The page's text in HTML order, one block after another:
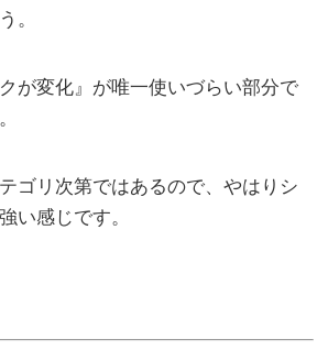
。
が変化』が唯一使いづらい部分で
ゴリ次第ではあるので、やはりシ
い感じです。